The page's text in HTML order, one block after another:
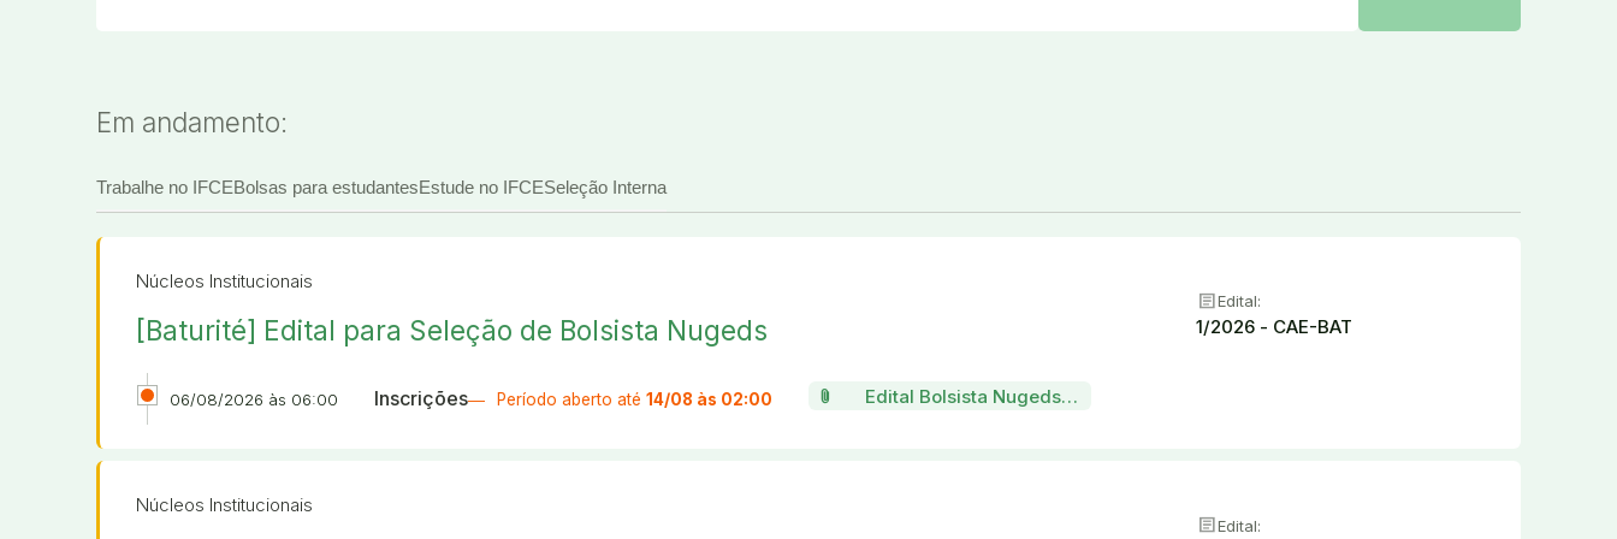
Em andamento:
Trabalhe no IFCEBolsas para estudantesEstude no IFCESeleção Interna
Núcleos Institucionais
[Baturité] Edital para Seleção de Bolsista Nugeds
articleEdital:
1/2026 - CAE-BAT
06/08/2026 às 06:00 Inscrições Período aberto até 14/08 às 02:00 attach_file Edital Bolsista Nugeds 2026 Baturité
Núcleos Institucionais
articleEdital: